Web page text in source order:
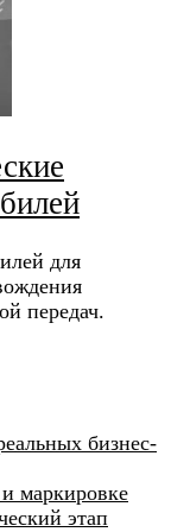
для
передач.
бизнес-
маркировке
этап